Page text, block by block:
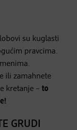
su kuglasti
pravcima.
ili zamahnete
kretanje – to
GRUDI